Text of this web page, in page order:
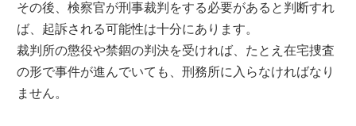
その後、検察官が刑事裁判をする必要があると判断すれ
ば、起訴される可能性は十分にあります。
裁判所の懲役や禁錮の判決を受ければ、たとえ在宅捜査
の形で事件が進んでいても、刑務所に入らなければなり
ません。